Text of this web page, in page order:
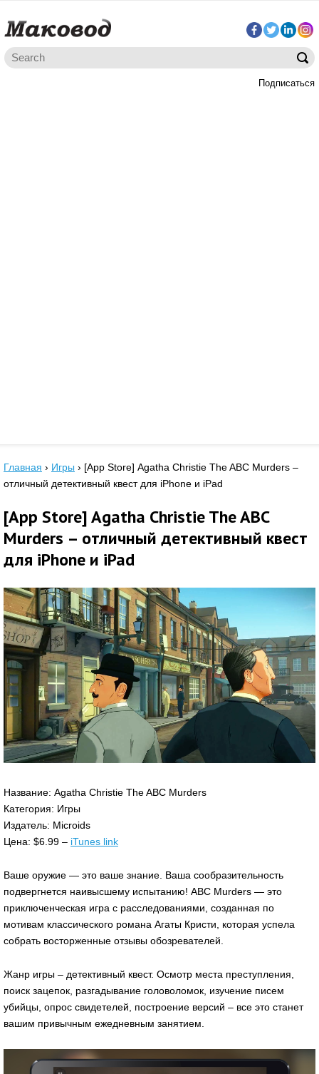
Подписаться
Главная › Игры › [App Store] Agatha Christie The ABC Murders –
отличный детективный квест для iPhone и iPad
[App Store] Agatha Christie The ABC
Murders – отличный детективный квест
для iPhone и iPad
Название: Agatha Christie The ABC Murders
Категория: Игры
Издатель: Microids
Цена: $6.99 – iTunes link
Ваше оружие — это ваше знание. Ваша сообразительность
подвергнется наивысшему испытанию! ABC Murders — это
приключенческая игра с расследованиями, созданная по
мотивам классического романа Агаты Кристи, которая успела
собрать восторженные отзывы обозревателей.
Жанр игры – детективный квест. Осмотр места преступления,
поиск зацепок, разгадывание головоломок, изучение писем
убийцы, опрос свидетелей, построение версий – все это станет
вашим привычным ежедневным занятием.